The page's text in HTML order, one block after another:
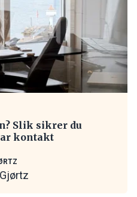
Slik sikrer du
kontakt